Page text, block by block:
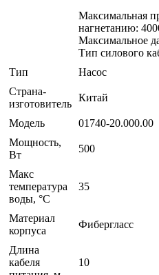
Максимальная
нагнетанию:
Максимальное
Тип силового
Тип
Насос
Страна-
изготовитель
Китай
Модель
01740-20.000.00
Мощность,
Вт
500
Макс
температура
воды, °С
35
Материал
корпуса
Фибергласс
Длина
кабеля
10